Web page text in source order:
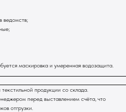
ведомств;
маскировка и умеренная водозащита.
продукции со склада.
перед выставлением счёта, что
отгрузки.